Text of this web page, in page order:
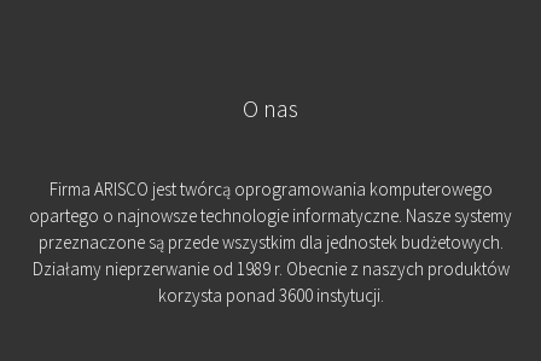
O nas
Firma ARISCO jest twórcą oprogramowania komputerowego
opartego o najnowsze technologie informatyczne. Nasze systemy
przeznaczone są przede wszystkim dla jednostek budżetowych.
Działamy nieprzerwanie od 1989 r. Obecnie z naszych produktów
korzysta ponad 3600 instytucji.